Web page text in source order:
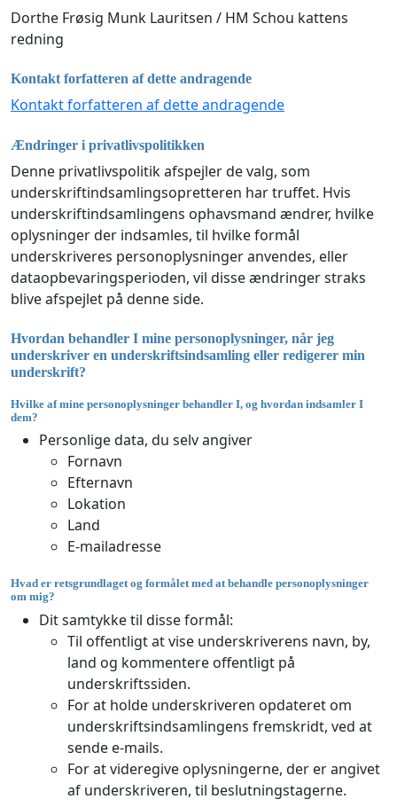
Dorthe Frøsig Munk Lauritsen / HM Schou kattens
redning
Kontakt forfatteren af dette andragende
Kontakt forfatteren af dette andragende
Ændringer i privatlivspolitikken
Denne privatlivspolitik afspejler de valg, som
underskriftindsamlingsopretteren har truffet. Hvis
underskriftindsamlingens ophavsmand ændrer, hvilke
oplysninger der indsamles, til hvilke formål
underskriveres personoplysninger anvendes, eller
dataopbevaringsperioden, vil disse ændringer straks
blive afspejlet på denne side.
Hvordan behandler I mine personoplysninger, når jeg
underskriver en underskriftsindsamling eller redigerer min
underskrift?
Hvilke af mine personoplysninger behandler I, og hvordan indsamler I
dem?
Personlige data, du selv angiver
Fornavn
Efternavn
Lokation
Land
E-mailadresse
Hvad er retsgrundlaget og formålet med at behandle personoplysninger
om mig?
Dit samtykke til disse formål:
Til offentligt at vise underskriverens navn, by,
land og kommentere offentligt på
underskriftssiden.
For at holde underskriveren opdateret om
underskriftsindsamlingens fremskridt, ved at
sende e-mails.
For at videregive oplysningerne, der er angivet
af underskriveren, til beslutningstagerne.